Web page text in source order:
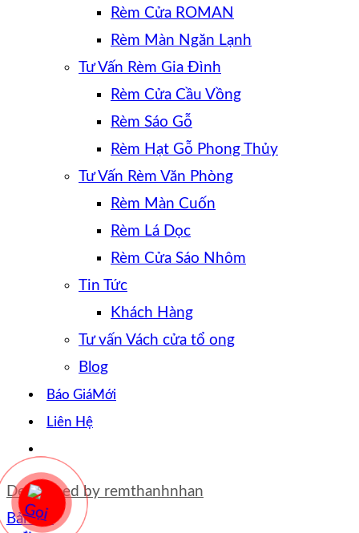
Rèm Cửa ROMAN
Rèm Màn Ngăn Lạnh
Tư Vấn Rèm Gia Đình
Rèm Cửa Cầu Vồng
Rèm Sáo Gỗ
Rèm Hạt Gỗ Phong Thủy
Tư Vấn Rèm Văn Phòng
Rèm Màn Cuốn
Rèm Lá Dọc
Rèm Cửa Sáo Nhôm
Tin Tức
Khách Hàng
Tư vấn Vách cửa tổ ong
Blog
Báo Giá
Liên Hệ
Developed by remthanhnhan
Bản đồ